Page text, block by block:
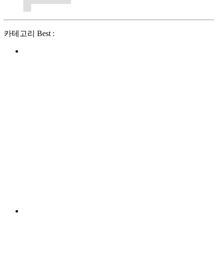
카테고리 Best :